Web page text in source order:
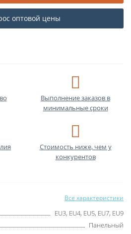
оптовой цены
Выполнение заказов в
минимальные сроки
Стоимость ниже, чем у
конкурентов
Все характеристики
EU3, EU4, EU5, EU7, EU9
Панельный